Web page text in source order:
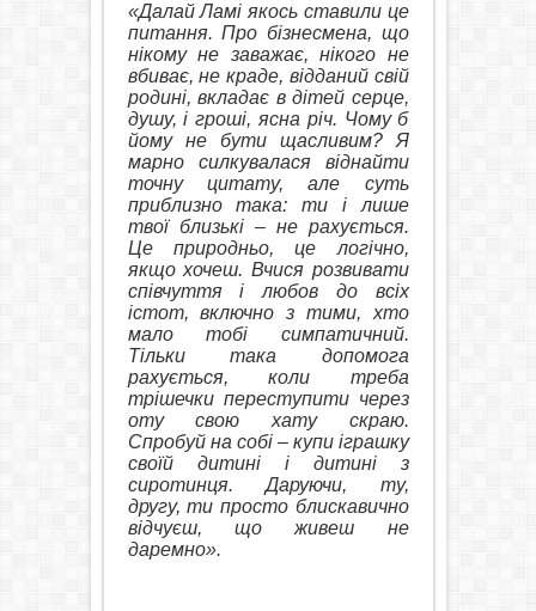
«Далай Ламі якось ставили це
питання. Про бізнесмена, що
нікому не заважає, нікого не
вбиває, не краде, відданий свій
родині, вкладає в дітей серце,
душу, і гроші, ясна річ. Чому б
йому не бути щасливим? Я
марно силкувалася віднайти
точну цитату, але суть
приблизно така: ти і лише
твої близькі – не рахується.
Це природньо, це логічно,
якщо хочеш. Вчися розвивати
співчуття і любов до всіх
істот, включно з тими, хто
мало тобі симпатичний.
Тільки така допомога
рахується, коли треба
трішечки переступити через
оту свою хату скраю.
Спробуй на собі – купи іграшку
своїй дитині і дитині з
сиротинця. Даруючи, ту,
другу, ти просто блискавично
відчуєш, що живеш не
даремно».